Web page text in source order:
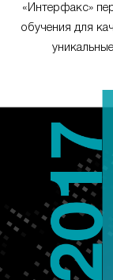
«Интерфакс»
обучения для